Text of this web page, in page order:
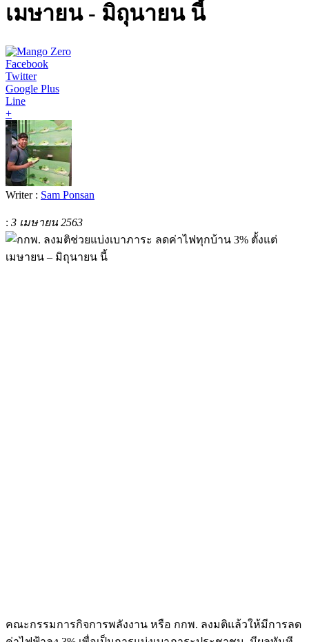
เมษายน - มิถุนายน นี้
Facebook
Twitter
Google Plus
Line
+
Writer : Sam Ponsan
: 3 เมษายน 2563
คณะกรรมการกิจการพลังงาน หรือ กกพ. ลงมติแล้วให้มีการลด